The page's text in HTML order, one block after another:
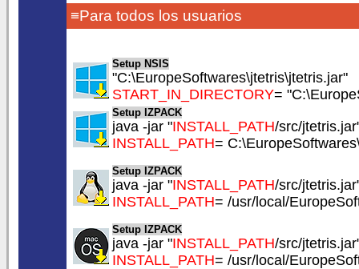
≡Para todos los usuarios
Setup NSIS
"C:\EuropeSoftwares\jtetris\jtetris.jar"
START_IN_DIRECTORY=
Setup IZPACK
java -jar "INSTALL_PATH/src/
INSTALL_PATH=
Setup IZPACK
java -jar "INSTALL_PATH/src/
INSTALL_PATH= /usr/local/
Setup IZPACK
java -jar "INSTALL_PATH/src/
INSTALL_PATH= /usr/local/